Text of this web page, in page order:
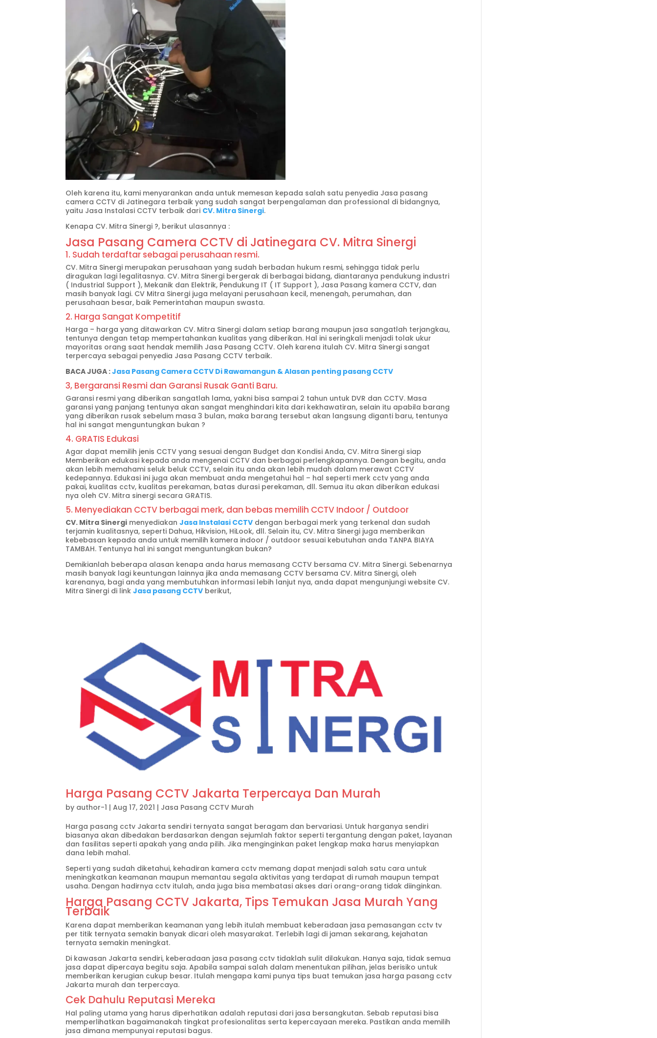
Oleh karena itu, kami menyarankan anda untuk memesan kepada salah satu penyedia Jasa pasang
camera CCTV di Jatinegara terbaik yang sudah sangat berpengalaman dan professional di bidangnya,
yaitu Jasa Instalasi CCTV terbaik dari CV. Mitra Sinergi.
Kenapa CV. Mitra Sinergi ?, berikut ulasannya :
Jasa Pasang Camera CCTV di Jatinegara CV. Mitra Sinergi
1. Sudah terdaftar sebagai perusahaan resmi.
CV. Mitra Sinergi merupakan perusahaan yang sudah berbadan hukum resmi, sehingga tidak perlu
diragukan lagi legalitasnya. CV. Mitra Sinergi bergerak di berbagai bidang, diantaranya pendukung industri
( Industrial Support ), Mekanik dan Elektrik, Pendukung IT ( IT Support ), Jasa Pasang kamera CCTV, dan
masih banyak lagi. CV Mitra Sinergi juga melayani perusahaan kecil, menengah, perumahan, dan
perusahaan besar, baik Pemerintahan maupun swasta.
2. Harga Sangat Kompetitif
Harga – harga yang ditawarkan CV. Mitra Sinergi dalam setiap barang maupun jasa sangatlah terjangkau,
tentunya dengan tetap mempertahankan kualitas yang diberikan. Hal ini seringkali menjadi tolak ukur
mayoritas orang saat hendak memilih Jasa Pasang CCTV. Oleh karena itulah CV. Mitra Sinergi sangat
terpercaya sebagai penyedia Jasa Pasang CCTV terbaik.
BACA JUGA :Jasa Pasang Camera CCTV Di Rawamangun & Alasan penting pasang CCTV
3, Bergaransi Resmi dan Garansi Rusak Ganti Baru.
Garansi resmi yang diberikan sangatlah lama, yakni bisa sampai 2 tahun untuk DVR dan CCTV. Masa
garansi yang panjang tentunya akan sangat menghindari kita dari kekhawatiran, selain itu apabila barang
yang diberikan rusak sebelum masa 3 bulan, maka barang tersebut akan langsung diganti baru, tentunya
hal ini sangat menguntungkan bukan ?
4. GRATIS Edukasi
Agar dapat memilih jenis CCTV yang sesuai dengan Budget dan Kondisi Anda, CV. Mitra Sinergi siap
Memberikan edukasi kepada anda mengenai CCTV dan berbagai perlengkapannya. Dengan begitu, anda
akan lebih memahami seluk beluk CCTV, selain itu anda akan lebih mudah dalam merawat CCTV
kedepannya. Edukasi ini juga akan membuat anda mengetahui hal – hal seperti merk cctv yang anda
pakai, kualitas cctv, kualitas perekaman, batas durasi perekaman, dll. Semua itu akan diberikan edukasi
nya oleh CV. Mitra sinergi secara GRATIS.
5. Menyediakan CCTV berbagai merk, dan bebas memilih CCTV Indoor / Outdoor
CV. Mitra Sinergi menyediakanJasa Instalasi CCTV dengan berbagai merk yang terkenal dan sudah
terjamin kualitasnya, seperti Dahua, Hikvision, HiLook, dll. Selain itu, CV. Mitra Sinergi juga memberikan
kebebasan kepada anda untuk memilih kamera indoor / outdoor sesuai kebutuhan anda TANPA BIAYA
TAMBAH. Tentunya hal ini sangat menguntungkan bukan?
Demikianlah beberapa alasan kenapa anda harus memasang CCTV bersama CV. Mitra Sinergi. Sebenarnya
masih banyak lagi keuntungan lainnya jika anda memasang CCTV bersama CV. Mitra Sinergi, oleh
karenanya, bagi anda yang membutuhkan informasi lebih lanjut nya, anda dapat mengunjungi website CV.
Mitra Sinergi di linkJasa pasang CCTV berikut,
Harga Pasang CCTV Jakarta Terpercaya Dan Murah
by author-1 |Aug 17, 2021 | Jasa Pasang CCTV Murah
Harga pasang cctv Jakarta sendiri ternyata sangat beragam dan bervariasi. Untuk harganya sendiri
biasanya akan dibedakan berdasarkan dengan sejumlah faktor seperti tergantung dengan paket, layanan
dan fasilitas seperti apakah yang anda pilih. Jika menginginkan paket lengkap maka harus menyiapkan
dana lebih mahal.
Seperti yang sudah diketahui, kehadiran kamera cctv memang dapat menjadi salah satu cara untuk
meningkatkan keamanan maupun memantau segala aktivitas yang terdapat di rumah maupun tempat
usaha. Dengan hadirnya cctv itulah, anda juga bisa membatasi akses dari orang-orang tidak diinginkan.
Harga Pasang CCTV Jakarta, Tips Temukan Jasa Murah Yang
Terbaik
Karena dapat memberikan keamanan yang lebih itulah membuat keberadaan jasa pemasangan cctv tv
per titik ternyata semakin banyak dicari oleh masyarakat. Terlebih lagi di jaman sekarang, kejahatan
ternyata semakin meningkat.
Di kawasan Jakarta sendiri, keberadaan jasa pasang cctv tidaklah sulit dilakukan. Hanya saja, tidak semua
jasa dapat dipercaya begitu saja. Apabila sampai salah dalam menentukan pilihan, jelas berisiko untuk
memberikan kerugian cukup besar. Itulah mengapa kami punya tips buat temukan jasa harga pasang cctv
Jakarta murah dan terpercaya.
Cek Dahulu Reputasi Mereka
Hal paling utama yang harus diperhatikan adalah reputasi dari jasa bersangkutan. Sebab reputasi bisa
memperlihatkan bagaimanakah tingkat profesionalitas serta kepercayaan mereka. Pastikan anda memilih
jasa dimana mempunyai reputasi bagus.